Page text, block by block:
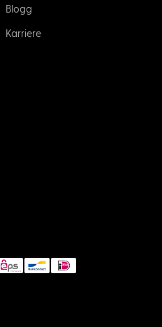
Blogg
Karriere